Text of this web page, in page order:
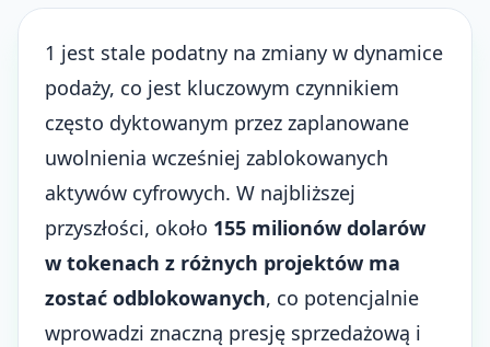
1 jest stale podatny na zmiany w dynamice
podaży, co jest kluczowym czynnikiem
często dyktowanym przez zaplanowane
uwolnienia wcześniej zablokowanych
aktywów cyfrowych. W najbliższej
przyszłości, około 155 milionów dolarów
w tokenach z różnych projektów ma
zostać odblokowanych, co potencjalnie
wprowadzi znaczną presję sprzedażową i